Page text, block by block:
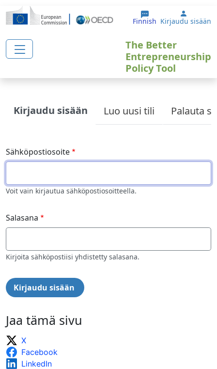
Hyppää pääsisältöön
Finnish User
Kirjaudu sisään
The Better
Entrepreneurship
Policy Tool
Primary tabs
Kirjaudu sisään Luo uusi tili Palauta
Sähköpostiosoite
Voit vain kirjautua sähköpostiosoitteella.
Salasana
Kirjoita sähköpostiisi yhdistetty salasana.
Jaa tämä sivu
X
Facebook
LinkedIn